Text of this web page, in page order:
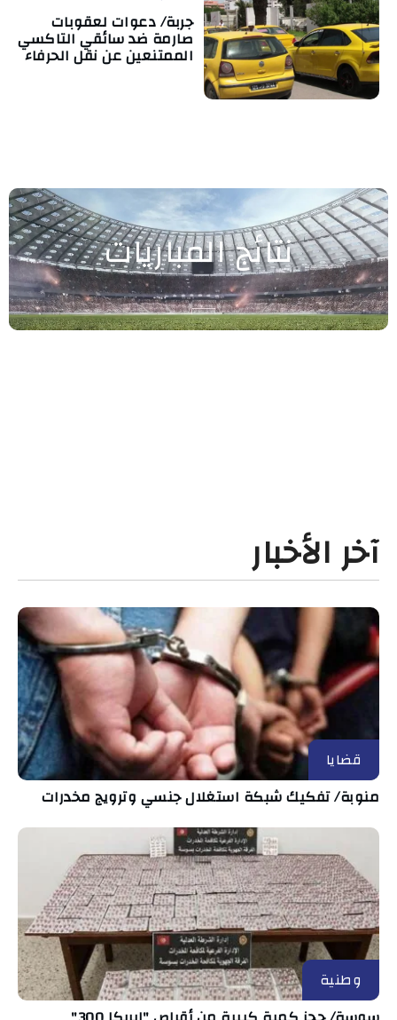
جربة/ دعوات لعقوبات
صارمة ضد سائقي التاكسي
الممتنعين عن نقل الحرفاء
نتائج المباريات
آخر الأخبار
قضايا
منوبة/ تفكيك شبكة استغلال جنسي وترويج مخدرات
وطنية